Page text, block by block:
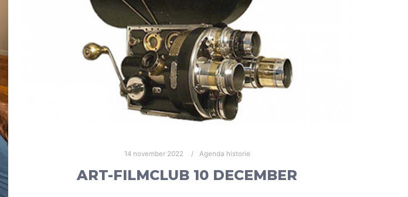
14 november 2022 Agenda historie
ART-FILMCLUB 10 DECEMBER